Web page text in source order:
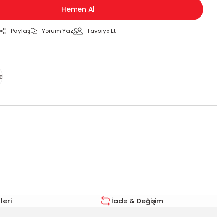
Hemen Al
Paylaş Yorum Yaz Tavsiye Et
İade & Değişim